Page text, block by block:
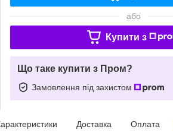
або
Купити з
Що таке купити з Пром?
Замовлення під захистом
Доставка Оплата